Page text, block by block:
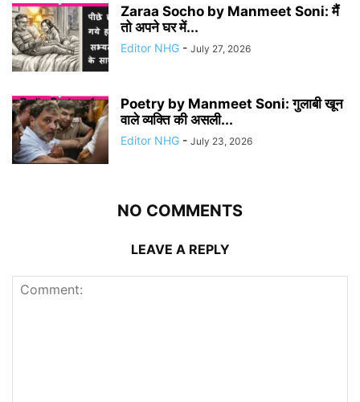
Zaraa Socho by Manmeet Soni: मैं
तो अपने घर में...
Editor NHG - July 27, 2026
Poetry by Manmeet Soni: गुलाबी खून
वाले व्यक्ति की असली...
Editor NHG - July 23, 2026
NO COMMENTS
LEAVE A REPLY